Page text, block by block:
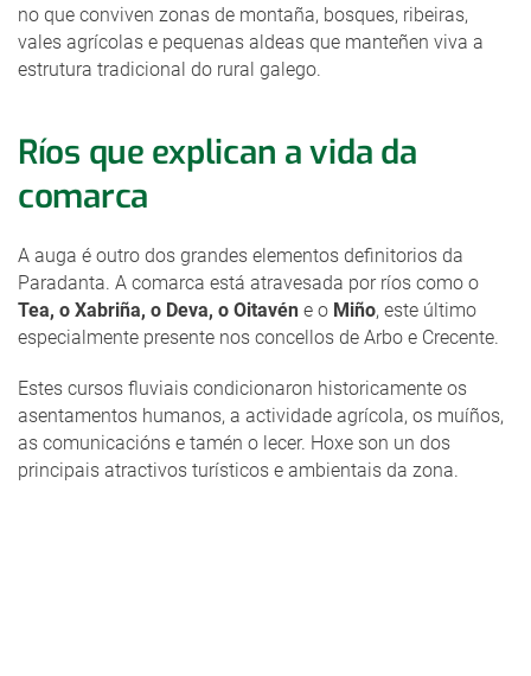
no que conviven zonas de montaña, bosques, ribeiras,
vales agrícolas e pequenas aldeas que manteñen viva a
estrutura tradicional do rural galego.
Ríos que explican a vida da
comarca
A auga é outro dos grandes elementos definitorios da
Paradanta. A comarca está atravesada por ríos como o
Tea, o Xabriña, o Deva, o Oitavén e o Miño, este último
especialmente presente nos concellos de Arbo e Crecente.
Estes cursos fluviais condicionaron historicamente os
asentamentos humanos, a actividade agrícola, os muíños,
as comunicacións e tamén o lecer. Hoxe son un dos
principais atractivos turísticos e ambientais da zona.